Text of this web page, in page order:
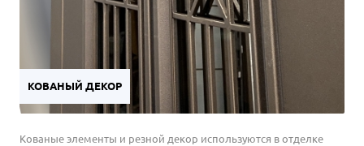
КОВАНЫЙ ДЕКОР
Кованые элементы и резной декор используются в отделке